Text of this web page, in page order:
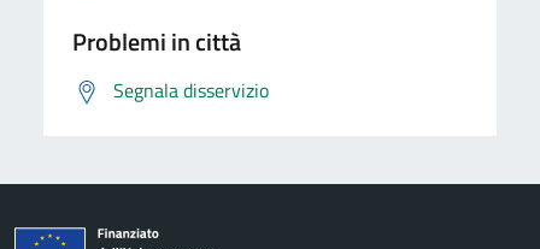
Problemi in città
Segnala disservizio